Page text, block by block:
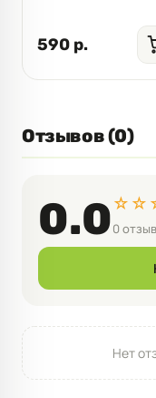
590 р.
Отзывов (0)
0.00
Нет